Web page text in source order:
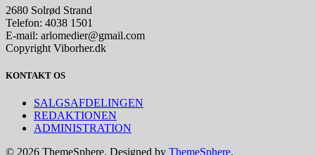
2680 Solrød Strand
Telefon: 4038 1501
E-mail: arlomedier@gmail.com
Copyright Viborher.dk
KONTAKT OS
SALGSAFDELINGEN
REDAKTIONEN
ADMINISTRATION
© 2026 ThemeSphere. Designed by ThemeSphere.